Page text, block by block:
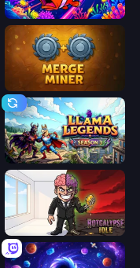
Fish Catch Idle
Merge Miner
Llama Legends
Rotcalypse: Idle Incremental